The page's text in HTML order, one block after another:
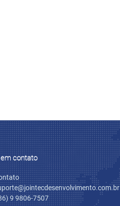
contato
9 9806-7507